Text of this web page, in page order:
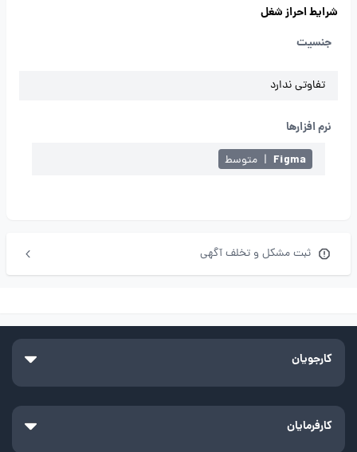
شرایط احراز شغل
جنسیت
تفاوتی ندارد
نرم افزارها
Figma
| متوسط
ثبت مشکل و تخلف آگهی
کارجویان
کارفرمایان